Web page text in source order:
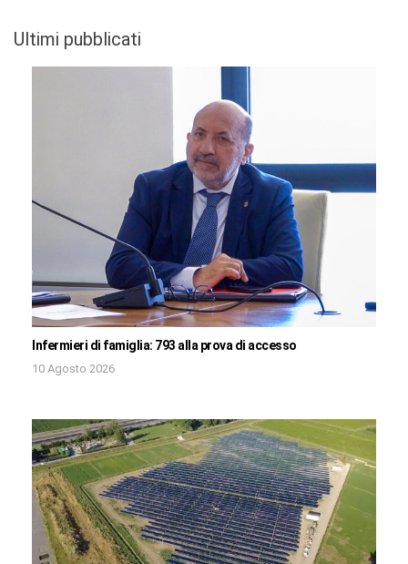
Ultimi pubblicati
Infermieri di famiglia: 793 alla prova di accesso
10 Agosto 2026